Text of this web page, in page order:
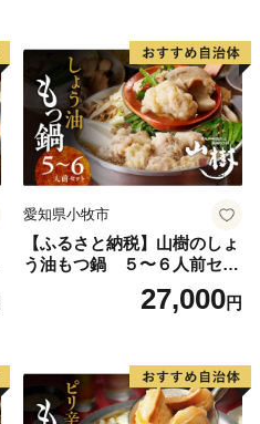
間
愛知県小牧市
【ふるさと納税】山樹のしょ
う油もつ鍋 ５〜６人前セッ
ト 山樹 国産 牛もつ ホルモン
モツ オンライン飲み会 ホー
時間
27,000円